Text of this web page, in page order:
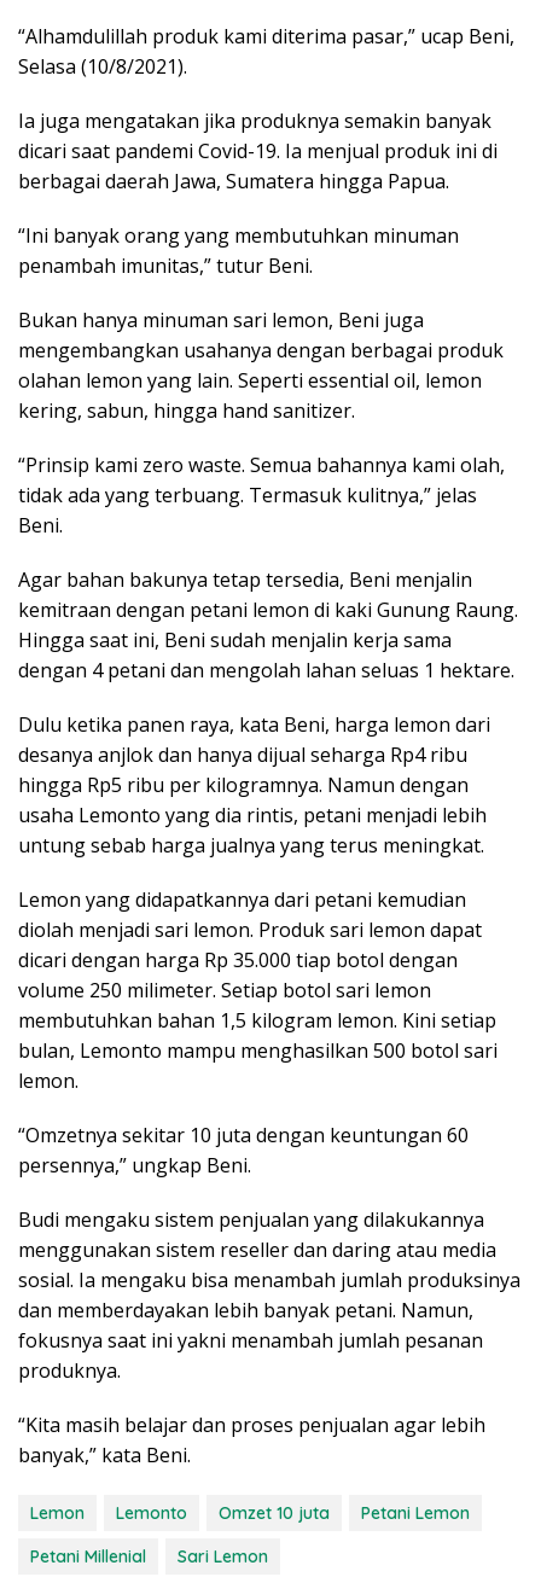
“Alhamdulillah produk kami diterima pasar,” ucap Beni,
Selasa (10/8/2021).
Ia juga mengatakan jika produknya semakin banyak
dicari saat pandemi Covid-19. Ia menjual produk ini di
berbagai daerah Jawa, Sumatera hingga Papua.
“Ini banyak orang yang membutuhkan minuman
penambah imunitas,” tutur Beni.
Bukan hanya minuman sari lemon, Beni juga
mengembangkan usahanya dengan berbagai produk
olahan lemon yang lain. Seperti essential oil, lemon
kering, sabun, hingga hand sanitizer.
“Prinsip kami zero waste. Semua bahannya kami olah,
tidak ada yang terbuang. Termasuk kulitnya,” jelas
Beni.
Agar bahan bakunya tetap tersedia, Beni menjalin
kemitraan dengan petani lemon di kaki Gunung Raung.
Hingga saat ini, Beni sudah menjalin kerja sama
dengan 4 petani dan mengolah lahan seluas 1 hektare.
Dulu ketika panen raya, kata Beni, harga lemon dari
desanya anjlok dan hanya dijual seharga Rp4 ribu
hingga Rp5 ribu per kilogramnya. Namun dengan
usaha Lemonto yang dia rintis, petani menjadi lebih
untung sebab harga jualnya yang terus meningkat.
Lemon yang didapatkannya dari petani kemudian
diolah menjadi sari lemon. Produk sari lemon dapat
dicari dengan harga Rp 35.000 tiap botol dengan
volume 250 milimeter. Setiap botol sari lemon
membutuhkan bahan 1,5 kilogram lemon. Kini setiap
bulan, Lemonto mampu menghasilkan 500 botol sari
lemon.
“Omzetnya sekitar 10 juta dengan keuntungan 60
persennya,” ungkap Beni.
Budi mengaku sistem penjualan yang dilakukannya
menggunakan sistem reseller dan daring atau media
sosial. Ia mengaku bisa menambah jumlah produksinya
dan memberdayakan lebih banyak petani. Namun,
fokusnya saat ini yakni menambah jumlah pesanan
produknya.
“Kita masih belajar dan proses penjualan agar lebih
banyak,” kata Beni.
Lemon Lemonto Omzet 10 juta
Petani Lemon
Petani Millenial
Sari Lemon